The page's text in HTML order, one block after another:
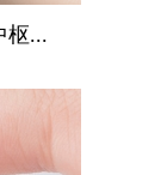
枢...